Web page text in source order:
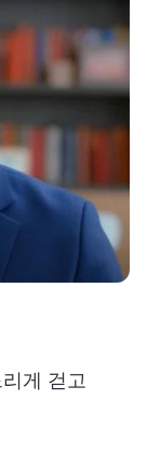
게 걷고